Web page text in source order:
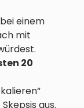
einem
mit
20
aus.